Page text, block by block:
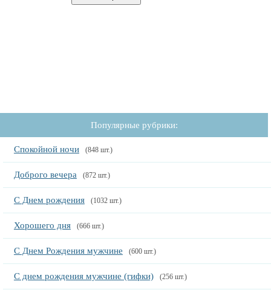
Популярные рубрики:
Спокойной ночи (848 шт.)
Доброго вечера (872 шт.)
С Днем рождения (1032 шт.)
Хорошего дня (666 шт.)
С Днем Рождения мужчине (600 шт.)
С днем рождения мужчине (гифки) (256 шт.)